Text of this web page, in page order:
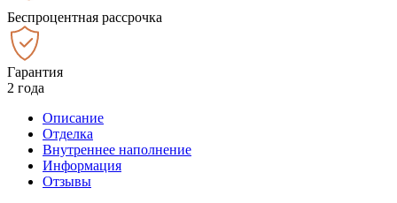
Беспроцентная рассрочка
Гарантия
2 года
Описание
Отделка
Внутреннее наполнение
Информация
Отзывы